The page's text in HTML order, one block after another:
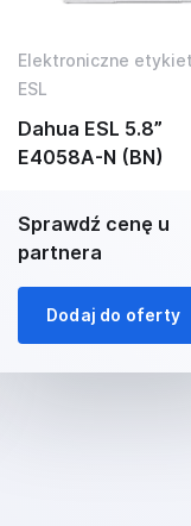
Elektroniczne
ESL
Dahua ESL 5.8”
E4058A-N (BN)
Sprawdź cenę u
partnera
Dodaj do oferty